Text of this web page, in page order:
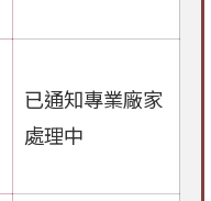
已通知專業廠家
處理中